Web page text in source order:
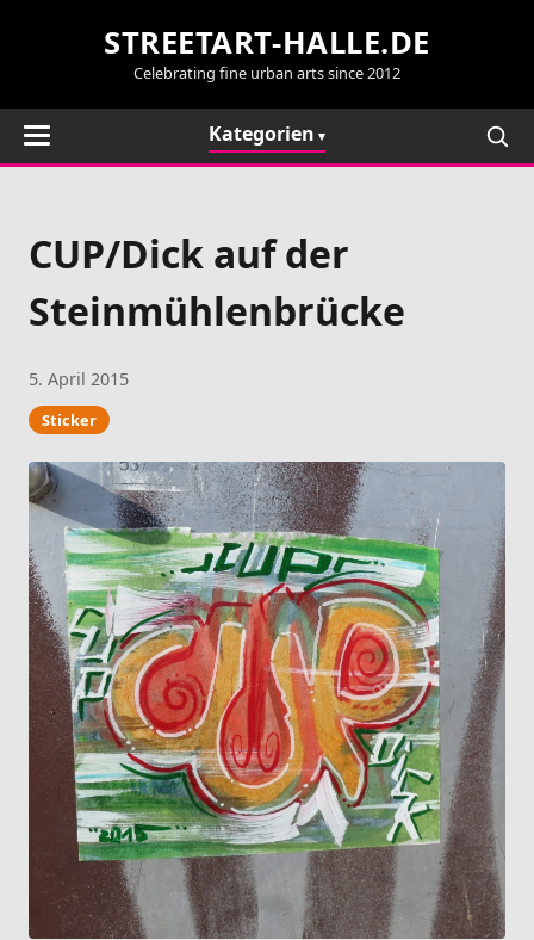
STREETART-HALLE.DE
Celebrating fine urban arts since 2012
Kategorien
CUP/Dick auf der
Steinmühlenbrücke
5. April 2015
Sticker